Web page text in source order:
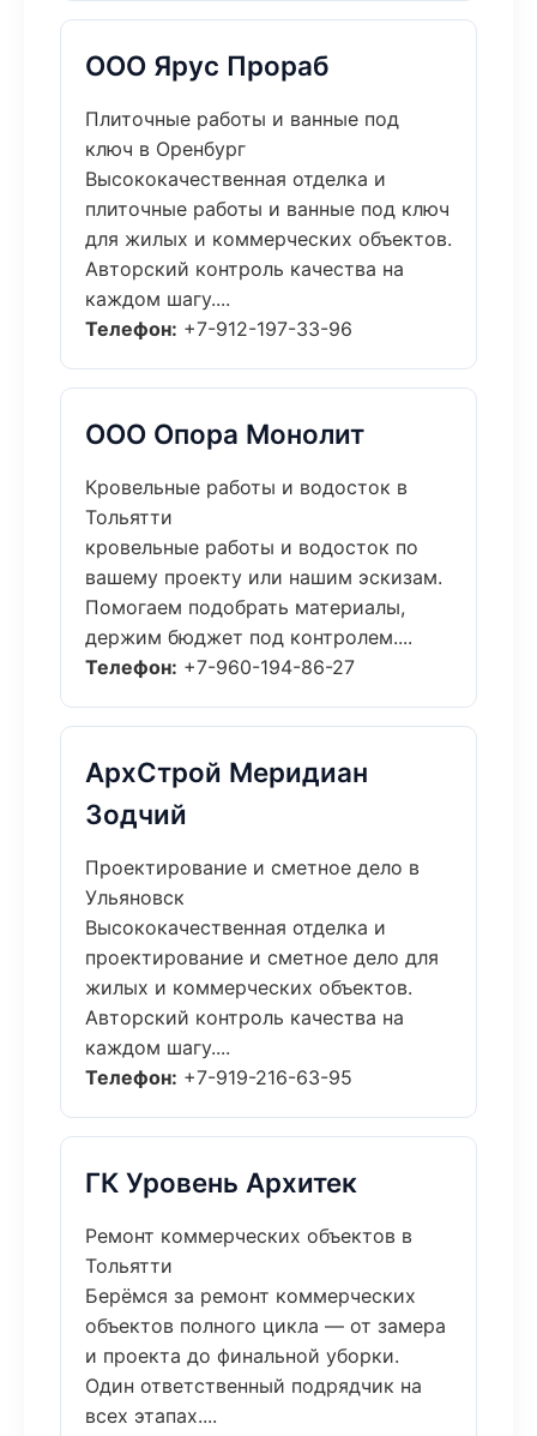
ООО Ярус Прораб
Плиточные работы и ванные под
ключ в Оренбург
Высококачественная отделка и
плиточные работы и ванные под ключ
для жилых и коммерческих объектов.
Авторский контроль качества на
каждом шагу....
Телефон: +7-912-197-33-96
ООО Опора Монолит
Кровельные работы и водосток в
Тольятти
кровельные работы и водосток по
вашему проекту или нашим эскизам.
Помогаем подобрать материалы,
держим бюджет под контролем....
Телефон: +7-960-194-86-27
АрхСтрой Меридиан
Зодчий
Проектирование и сметное дело в
Ульяновск
Высококачественная отделка и
проектирование и сметное дело для
жилых и коммерческих объектов.
Авторский контроль качества на
каждом шагу....
Телефон: +7-919-216-63-95
ГК Уровень Архитек
Ремонт коммерческих объектов в
Тольятти
Берёмся за ремонт коммерческих
объектов полного цикла — от замера
и проекта до финальной уборки.
Один ответственный подрядчик на
всех этапах....